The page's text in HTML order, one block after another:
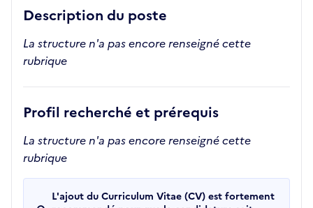
Description du poste
La structure n'a pas encore renseigné cette
rubrique
Profil recherché et prérequis
La structure n'a pas encore renseigné cette
rubrique
L'ajout du Curriculum Vitae (CV) est fortement